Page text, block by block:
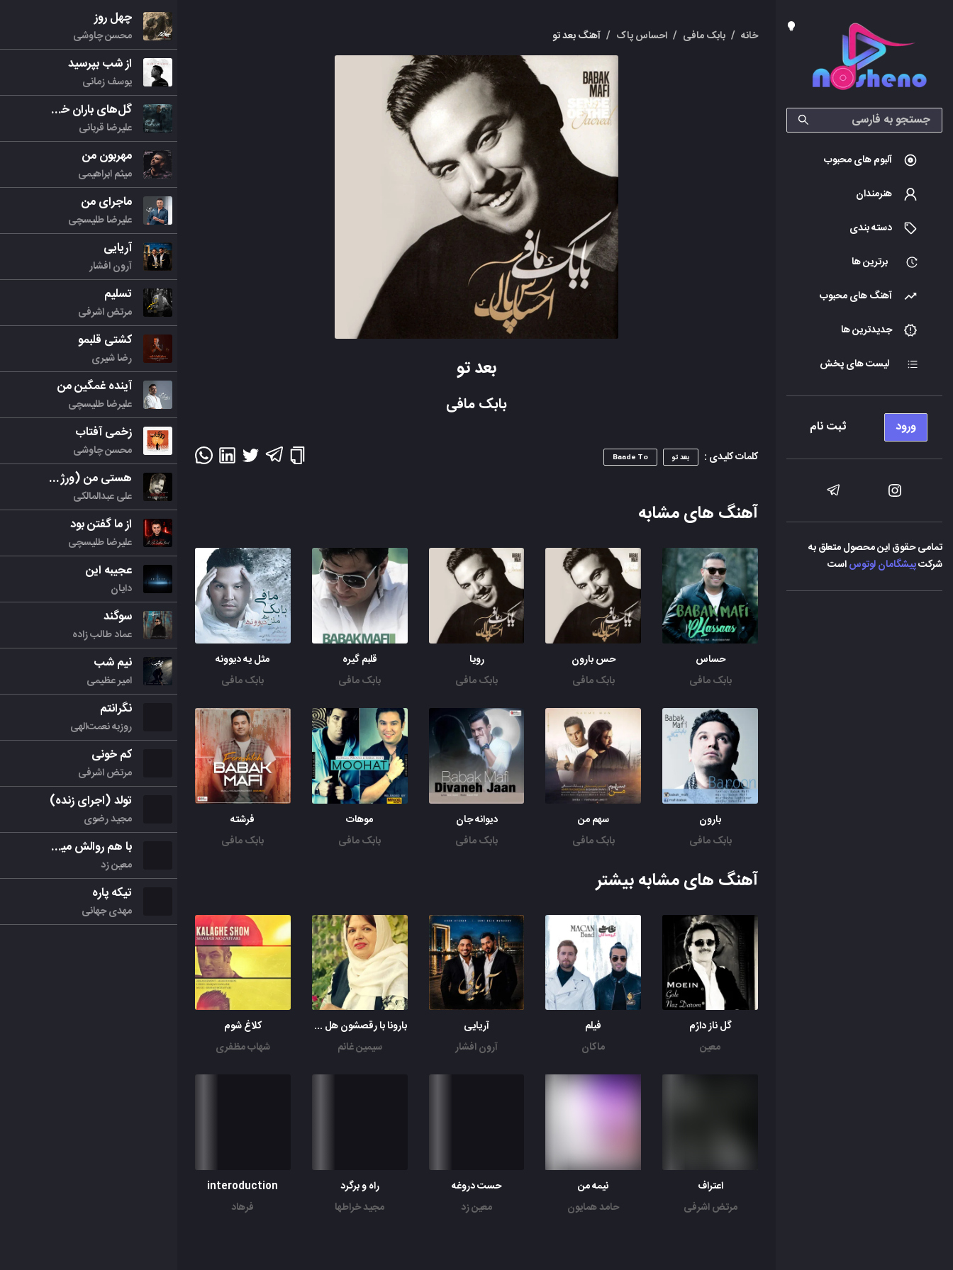
آلبوم های محبوب
هنرمندان
دسته بندی
برترین ها
آهنگ های محبوب
جدیدترین ها
لیست های پخش
ورود ثبت نام
تمامی حقوق این محصول متعلق به
شرکتپیشگامان لوتوساست
خانه / بابک مافی / احساس پاک / آهنگ بعد تو
بعد تو
بابک مافی
کلمات کلیدی : بعد تو Baade To
آهنگ های مشابه
حساس
بابک مافی
حس بارون
بابک مافی
رویا
بابک مافی
قلبم گیره
بابک مافی
مثل یه دیوونه
بابک مافی
بارون
بابک مافی
سهم من
بابک مافی
دیوانه جان
بابک مافی
موهات
بابک مافی
فرشته
بابک مافی
آهنگ های مشابه بیشتر
گل ناز دارُم
معین
فیلم
ماکان
آریایی
آرون افشار
بارونا با رقصشون هل هله برپا میکنن
سیمین غانم
کلاغ شوم
شهاب مظفری
اعتراف
مرتض اشرفی
نیمه من
حامد همایون
حست دروغه
معین زد
راه و برگرد
مجید خراطها
interoduction
فرهاد
چهل روز
محسن چاوشی
از شب بپرسید
یوسف زمانی
گل‌های باران خورده
علیرضا قربانی
مهربون من
میثم ابراهیمی
ماجرای من
علیرضا طلیسچی
آریایی
آرون افشار
تسلیم
مرتض اشرفی
کشتی قلبمو
رضا شیری
آینده غمگین من
علیرضا طلیسچی
زخمی آفتاب
محسن چاوشی
هستی من (ورژن جدید)
علی عبدالمالکی
از ما گفتن بود
علیرضا طلیسچی
عجیبه این
دایان
سوگند
عماد طالب زاده
نیم شب
امیر عظیمی
نگرانتم
روزبه نعمت‌الهی
کم خونی
مرتض اشرفی
تولد (اجرای زنده)
مجید رضوی
با هم روالش میکنیم
معین زد
تیکه پاره
مهدی جهانی